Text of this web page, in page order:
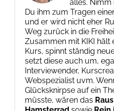
alles. Nimm
Du ihm zum Tragen
und er wird nicht eher
Weg zurück in die
Zusammen mit KIKI hält
Kurs, spinnt ständig
setzt diese auch um,
Interviewender,
Webspezialist uvm.
Glücksknirpse auf ein
müsste, wären das